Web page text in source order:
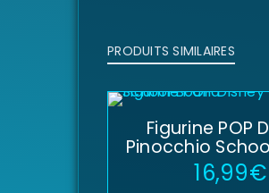
PRODUITS SIMILAIRES
Figurine POP
Pinocchio
16,99€